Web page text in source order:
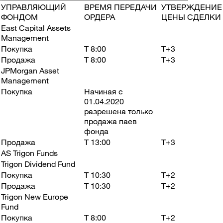
УПРАВЛЯЮЩИЙ
ФОНДОМ
ВРЕМЯ ПЕРЕДАЧИ
ОРДЕРА
УТВЕРЖДЕНИЕ
ЦЕНЫ СДЕЛКИ
East Capital Assets
Management
Покупка
T 8:00
T+3
Продажа
T 8:00
T+3
JPMorgan Asset
Management
Покупка
Начиная с
01.04.2020
разрешена только
продажа паев
фонда
Продажа
T 13:00
T+3
AS Trigon Funds
Trigon Dividend Fund
Покупка
T 10:30
T+2
Продажа
T 10:30
T+2
Trigon New Europe
Fund
Покупка
T 8:00
T+2